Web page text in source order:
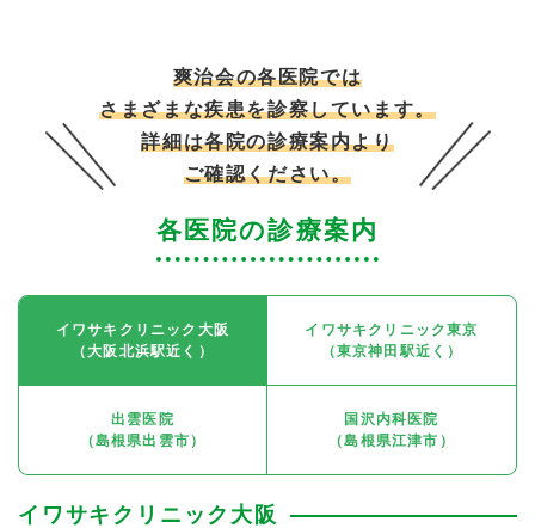
爽治会の各医院では
さまざまな疾患を診察しています。
詳細は各院の診療案内より
ご確認ください。
各医院の診療案内
イワサキクリニック大阪
（大阪北浜駅近く）
イワサキクリニック東京
（東京神田駅近く）
出雲医院
（島根県出雲市）
国沢内科医院
（島根県江津市）
イワサキクリニック大阪